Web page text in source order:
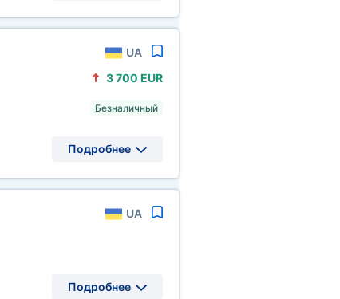
UA
3 700 EUR
Безналичный
Подробнее
UA
Подробнее